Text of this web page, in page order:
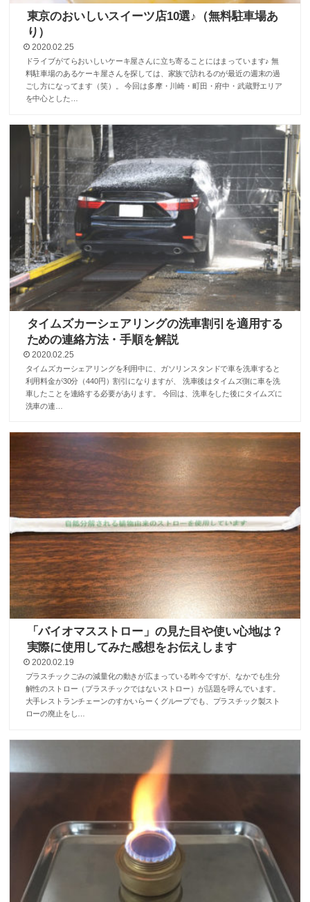
東京のおいしいスイーツ店10選♪（無料駐車場あ
り）
2020.02.25
ドライブがてらおいしいケーキ屋さんに立ち寄ることにはまっています♪ 無
料駐車場のあるケーキ屋さんを探しては、家族で訪れるのが最近の週末の過
ごし方になってます（笑）。 今回は多摩・川崎・町田・府中・武蔵野エリア
を中心とした…
タイムズカーシェアリングの洗車割引を適用する
ための連絡方法・手順を解説
2020.02.25
タイムズカーシェアリングを利用中に、ガソリンスタンドで車を洗車すると
利用料金が30分（440円）割引になりますが、 洗車後はタイムズ側に車を洗
車したことを連絡する必要があります。 今回は、洗車をした後にタイムズに
洗車の連…
「バイオマスストロー」の見た目や使い心地は？
実際に使用してみた感想をお伝えします
2020.02.19
プラスチックごみの減量化の動きが広まっている昨今ですが、なかでも生分
解性のストロー（プラスチックではないストロー）が話題を呼んでいます。
大手レストランチェーンのすかいらーくグループでも、プラスチック製スト
ローの廃止をし…